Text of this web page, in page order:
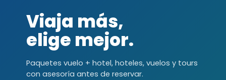
Viaja más,
elige mejor.
Paquetes vuelo + hotel, hoteles, vuelos y tours
con asesoría antes de reservar.